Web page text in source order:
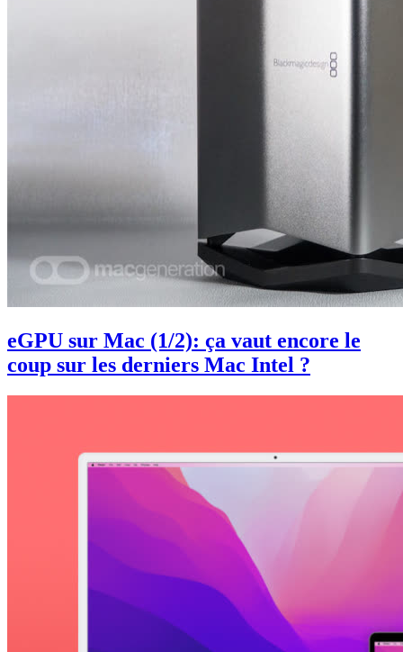
eGPU sur Mac (1/2): ça vaut encore le
coup sur les derniers Mac Intel ?